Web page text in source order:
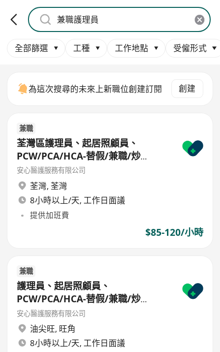
全部篩選 工種 工作地點 受僱形式
為這次搜尋的未來上新職位創建訂閱 創建
兼職
荃灣區護理員、起居照顧員、
PCW/PCA/HCA-替假/兼職/炒
散/freelance/parttime
安心醫護服務有限公司
荃灣, 荃灣
8小時以上/天, 工作日面議
提供加班費
$85-120/小時
兼職
護理員、起居照顧員、
PCW/PCA/HCA-替假/兼職/炒
散/freelance/parttime
安心醫護服務有限公司
油尖旺, 旺角
8小時以上/天, 工作日面議